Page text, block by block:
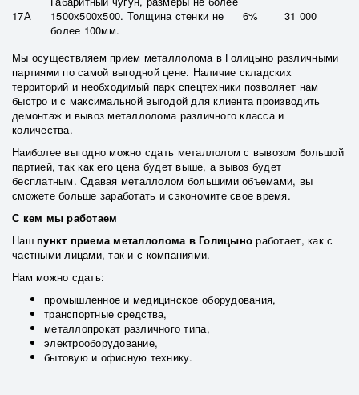
17А
1500х500х500. Толщина стенки не
более 100мм.
6% 31 000
Мы осуществляем прием металлолома в Голицыно различными
партиями по самой выгодной цене. Наличие складских
территорий и необходимый парк спецтехники позволяет нам
быстро и с максимальной выгодой для клиента производить
демонтаж и вывоз металлолома различного класса и
количества.
Наиболее выгодно можно сдать металлолом с вывозом большой
партией, так как его цена будет выше, а вывоз будет
бесплатным. Сдавая металлолом большими объемами, вы
сможете больше заработать и сэкономите свое время.
С кем мы работаем
Нашпункт приема металлолома в Голицыноработает, как с
частными лицами, так и с компаниями.
Нам можно сдать:
промышленное и медицинское оборудования,
транспортные средства,
металлопрокат различного типа,
электрооборудование,
бытовую и офисную технику.